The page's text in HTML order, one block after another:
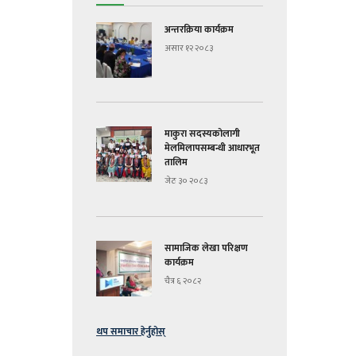
अन्तरक्रिया कार्यक्रम
असार १२ २०८३
माकुरा सदस्यकोलागी
मेलमिलापसम्बन्धी आधारभूत
तालिम
जेठ ३० २०८३
सामाजिक लेखा परिक्षण
कार्यक्रम
चैत्र ६ २०८२
थप समाचार हेर्नुहोस्